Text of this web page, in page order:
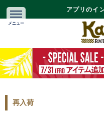
アプリのイ
再入荷